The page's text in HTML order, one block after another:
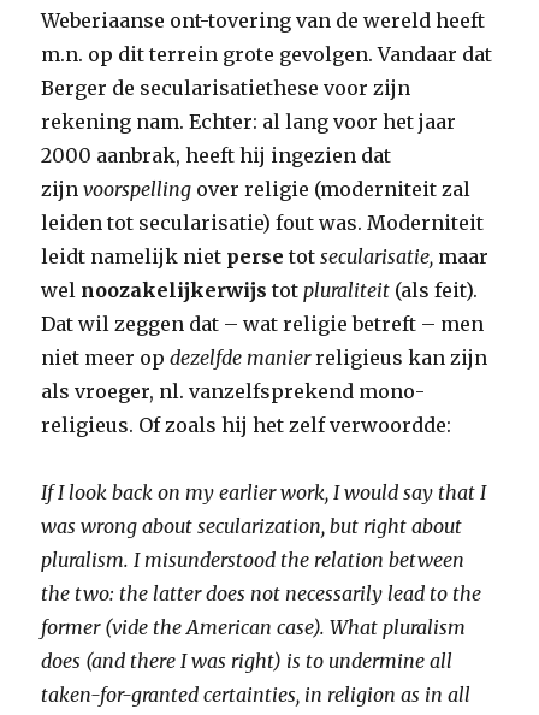
Weberiaanse ont-tovering van de wereld heeft
m.n. op dit terrein grote gevolgen. Vandaar dat
Berger de secularisatiethese voor zijn
rekening nam. Echter: al lang voor het jaar
2000 aanbrak, heeft hij ingezien dat
zijnvoorspelling over religie (moderniteit zal
leiden tot secularisatie) fout was. Moderniteit
leidt namelijk niet persetotsecularisatie, maar
wel noozakelijkerwijstotpluraliteit (als feit).
Dat wil zeggen dat – wat religie betreft – men
niet meer opdezelfde manierreligieus kan zijn
als vroeger, nl. vanzelfsprekend mono-
religieus. Of zoals hij het zelf verwoordde:
If I look back on my earlier work, I would say that I
was wrong about secularization, but right about
pluralism. I misunderstood the relation between
the two: the latter does not necessarily lead to the
former (vide the American case). What pluralism
does (and there I was right) is to undermine all
taken-for-granted certainties, in religion as in all